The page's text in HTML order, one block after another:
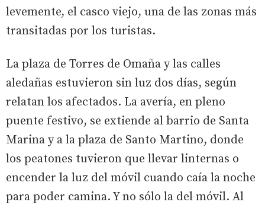
levemente, el casco viejo, una de las zonas más
transitadas por los turistas.
La plaza de Torres de Omaña y las calles
aledañas estuvieron sin luz dos días, según
relatan los afectados. La avería, en pleno
puente festivo, se extiende al barrio de Santa
Marina y a la plaza de Santo Martino, donde
los peatones tuvieron que llevar linternas o
encender la luz del móvil cuando caía la noche
para poder camina. Y no sólo la del móvil. Al